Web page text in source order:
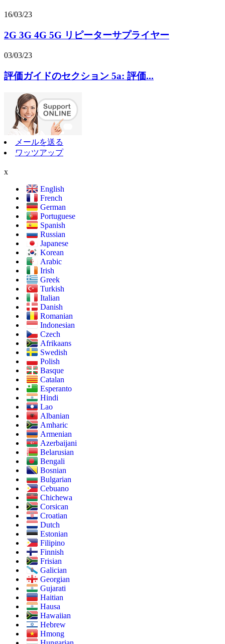
16/03/23
2G 3G 4G 5G リピーターサプライヤー
03/03/23
評価ガイドのセクション 5a: 評価...
メールを送る
ワッツアップ
x
English
French
German
Portuguese
Spanish
Russian
Japanese
Korean
Arabic
Irish
Greek
Turkish
Italian
Danish
Romanian
Indonesian
Czech
Afrikaans
Swedish
Polish
Basque
Catalan
Esperanto
Hindi
Lao
Albanian
Amharic
Armenian
Azerbaijani
Belarusian
Bengali
Bosnian
Bulgarian
Cebuano
Chichewa
Corsican
Croatian
Dutch
Estonian
Filipino
Finnish
Frisian
Galician
Georgian
Gujarati
Haitian
Hausa
Hawaiian
Hebrew
Hmong